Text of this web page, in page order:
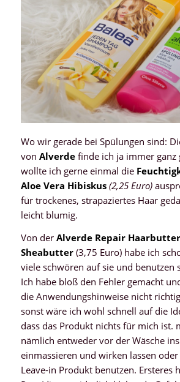
Wo wir gerade bei Spülungen sind:
von Alverdefinde ich ja immer ganz
wollte ich gerne einmal die
Aloe Vera Hibiskus (2,25 Euro)
für trockenes, strapaziertes Haar
leicht blumig.
Von derAlverde Repair
Sheabutter(3,75 Euro) habe ich
viele schwören auf sie und benutzen
Ich habe bloß den Fehler gemacht
die Anwendungshinweise nicht
sonst wäre ich wohl schnell auf die
dass das Produkt nichts für mich ist.
nämlich entweder vor der Wäsche
einmassieren und wirken lassen
Leave-in Produkt benutzen. Ersteres